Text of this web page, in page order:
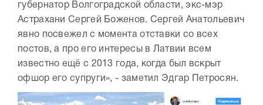
губернатор Волгоградской области, экс-мэр
Астрахани Сергей Боженов. Сергей Анатольевич
явно посвежел с момента отставки со всех
постов, а про его интересы в Латвии всем
известно ещё с 2013 года, когда был вскрыт
офшор его супруги», - заметил Эдгар Петросян.